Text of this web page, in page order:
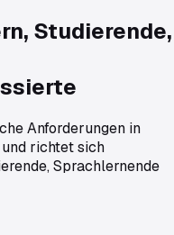
Studierende,
Anforderungen in
richtet sich
Sprachlernende